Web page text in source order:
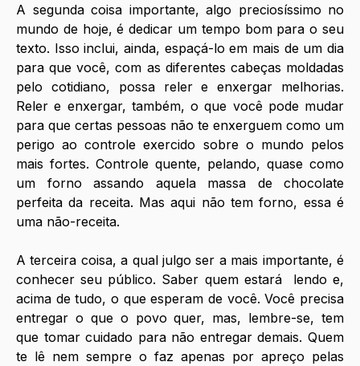
A segunda coisa importante, algo preciosíssimo no
mundo de hoje, é dedicar um tempo bom para o seu
texto. Isso inclui, ainda, espaçá-lo em mais de um dia
para que você, com as diferentes cabeças moldadas
pelo cotidiano, possa reler e enxergar melhorias.
Reler e enxergar, também, o que você pode mudar
para que certas pessoas não te enxerguem como um
perigo ao controle exercido sobre o mundo pelos
mais fortes. Controle quente, pelando, quase como
um forno assando aquela massa de chocolate
perfeita da receita. Mas aqui não tem forno, essa é
uma não-receita.
A terceira coisa, a qual julgo ser a mais importante, é
conhecer seu público. Saber quem estará  lendo e,
acima de tudo, o que esperam de você. Você precisa
entregar o que o povo quer, mas, lembre-se, tem
que tomar cuidado para não entregar demais. Quem
te lê nem sempre o faz apenas por apreço pelas